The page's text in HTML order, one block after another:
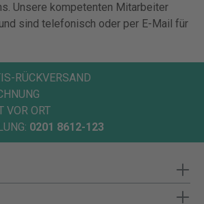
Unsere kompetenten Mitarbeiter
sind telefonisch oder per E-Mail für
RÜCKVERSAND
VOR ORT
0201 8612-123